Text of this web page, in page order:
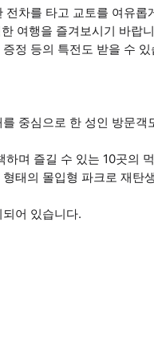
차를 타고 교토를 여유롭
여행을 즐겨보시기 바랍
정 등의 특전도 받을 수 있
중심으로 한 성인 방문객
며 즐길 수 있는 10곳의
태의 몰입형 파크로 재탄
어 있습니다.